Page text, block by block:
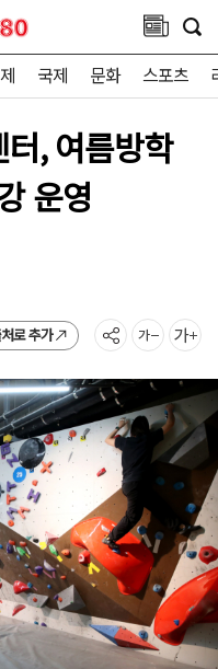
국제 문화 스포츠
, 여름방학
운영
로 추가